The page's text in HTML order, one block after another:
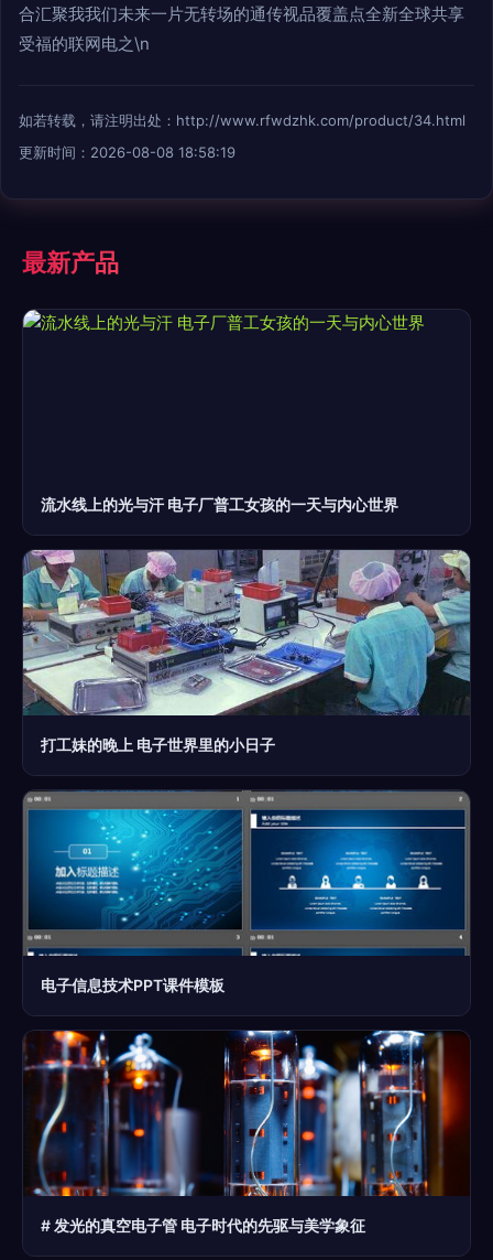
合汇聚我我们未来一片无转场的通传视品覆盖点全新全球共享
受福的联网电之\n
如若转载，请注明出处：http://www.rfwdzhk.com/product/34.html
更新时间：2026-08-08 18:58:19
最新产品
流水线上的光与汗 电子厂普工女孩的一天与内心世界
打工妹的晚上 电子世界里的小日子
电子信息技术PPT课件模板
# 发光的真空电子管 电子时代的先驱与美学象征